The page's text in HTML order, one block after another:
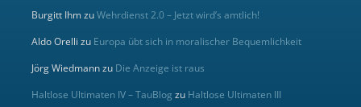
Burgitt IhmzuWehrdienst 2.0 – Jetzt wird’s amtlich!
Aldo Orelli zu Europa übt sich in moralischer Bequemlichkeit
Jörg Wiedmannzu Die Anzeige ist raus
Haltlose Ultimaten IV – TauBlog zu Haltlose Ultimaten III